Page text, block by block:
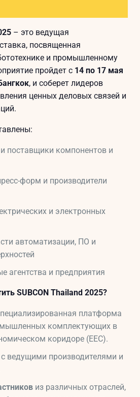
– это ведущая
посвященная
и промышленному
пройдет с 14 по 17 мая
, и соберет лидеров
ценных деловых связей и
поставщики компонентов и
форм и производители
и электронных
автоматизации, ПО и
агентства и предприятия
SUBCON Thailand 2025?
платформа
комплектующих в
коридоре (EEC).
с ведущими производителями и
из различных отраслей,